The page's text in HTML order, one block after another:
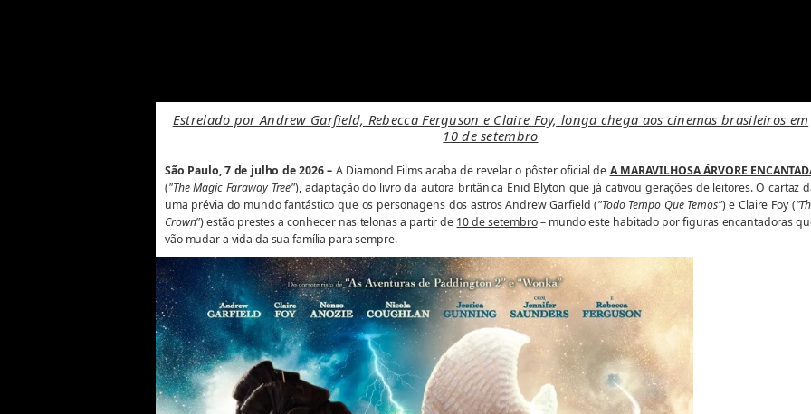
Estrelado por Andrew Garfield, Rebecca Ferguson e Claire Foy, longa chega aos cinemas brasileiros em
10 de setembro
São Paulo, 7 de julho de 2026 – A Diamond Films acaba de revelar o pôster oficial de A MARAVILHOSA ÁRVORE
("The Magic Faraway Tree"), adaptação do livro da autora britânica Enid Blyton que já cativou gerações de leitores. O cartaz
uma prévia do mundo fantástico que os personagens dos astros Andrew Garfield ("Todo Tempo Que Temos") e Claire Foy (
Crown") estão prestes a conhecer nas telonas a partir de 10 de setembro– mundo este habitado por figuras encantadoras
vão mudar a vida da sua família para sempre.